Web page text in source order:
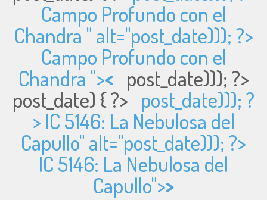
Campo Profundo con el
Chandra " alt="post_date))); ?>
Campo Profundo con el
Chandra ">< post_date))); ?>
post_date) { ?> post_date))); ?
> IC 5146: La Nebulosa del
Capullo" alt="post_date))); ?>
IC 5146: La Nebulosa del
Capullo">>